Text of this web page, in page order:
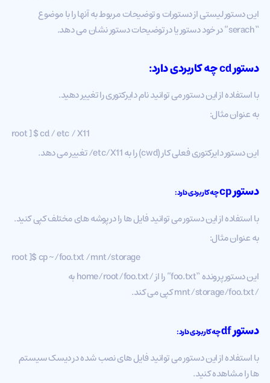
این دستور لیستی از دستورات و توضیحات مربوط به آنها را با موضوع
“serach” در خود دستور یا در توضیحات دستور نشان می دهد.
دستورcdچه کاربردی دارد:
با استفاده از این دستور می توانید نام دایرکتوری را تغییر دهید.
به عنوان مثال:
root ] $ cd / etc / X11
این دستور دایرکتوری فعلی کار (cwd) را به etc/X11/ تغییر می دهد.
دستورcpچه کاربردی دارد:
با استفاده از این دستور می توانید فایل ها را در پوشه های مختلف کپی کنید.
به عنوان مثال:
root ]$ cp ~/foo.txt /mnt/storage
این دستور پرونده “foo.txt” را از /home/root/foo.txt به
/mnt/storage/foo.txt کپی می کند.
دستورdfچه کاربردی دارد:
با استفاده از این دستور می توانید فایل های نصب شده در دیسک سیستم
ها را مشاهده کنید.